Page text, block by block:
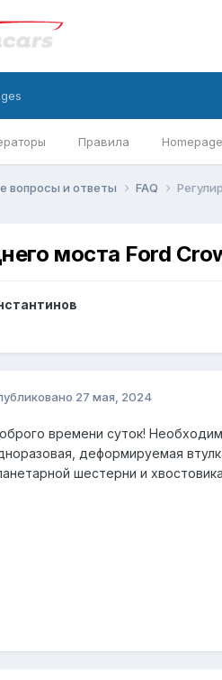
Правила Homepage
вопросы и ответы FAQ
моста Ford
27 мая, 2024
времени суток!
деформируемая
шестерни и